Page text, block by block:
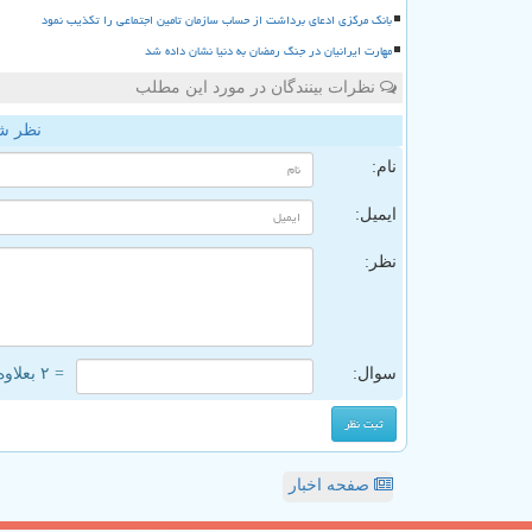
بانک مرکزی ادعای برداشت از حساب سازمان تامین اجتماعی را تکذیب نمود
مهارت ایرانیان در جنگ رمضان به دنیا نشان داده شد
نظرات بینندگان در مورد این مطلب
نظر
نام:
ایمیل:
نظر:
سوال: = ۲ بعلاوه ۳
صفحه اخبار